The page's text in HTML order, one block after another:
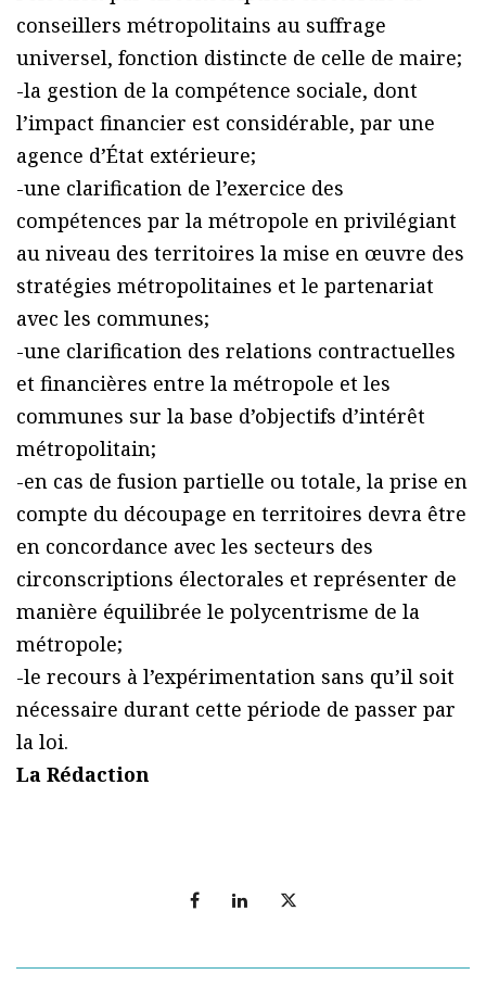
conseillers métropolitains au suffrage
universel, fonction distincte de celle de maire;
-la gestion de la compétence sociale, dont
l’impact financier est considérable, par une
agence d’État extérieure;
-une clarification de l’exercice des
compétences par la métropole en privilégiant
au niveau des territoires la mise en œuvre des
stratégies métropolitaines et le partenariat
avec les communes;
-une clarification des relations contractuelles
et financières entre la métropole et les
communes sur la base d’objectifs d’intérêt
métropolitain;
-en cas de fusion partielle ou totale, la prise en
compte du découpage en territoires devra être
en concordance avec les secteurs des
circonscriptions électorales et représenter de
manière équilibrée le polycentrisme de la
métropole;
-le recours à l’expérimentation sans qu’il soit
nécessaire durant cette période de passer par
la loi.
La Rédaction